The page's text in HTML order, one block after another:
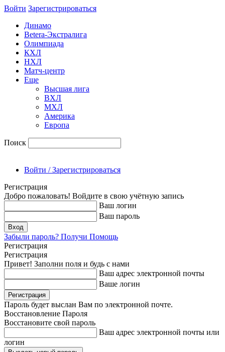
Войти Зарегиcтрироваться
Динамо
Betera-Экстралига
Олимпиада
КХЛ
НХЛ
Матч-центр
Еще
Высшая лига
ВХЛ
МХЛ
Америка
Европа
Поиск
Войти / Зарегистрироваться
Регистрация
Добро пожаловать! Войдите в свою учётную запись
Ваш логин
Ваш пароль
Забыли пароль? Получи Помощь
Регистрация
Регистрация
Привет! Заполни поля и будь с нами
Ваш адрес электронной почты
Ваше логин
Пароль будет выслан Вам по электронной почте.
Восстановление Пароля
Восстановите свой пароль
Ваш адрес электронной почты или
логин